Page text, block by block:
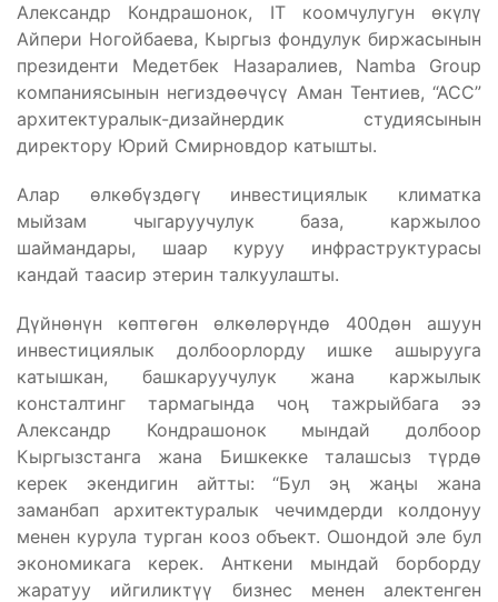
Александр Кондрашонок, IT коомчулугун өкүлү
Айпери Ногойбаева, Кыргыз фондулук биржасынын
президенти Медетбек Назаралиев, Namba Group
компаниясынын негиздөөчүсү Аман Тентиев, “АСС”
архитектуралык-дизайнердик студиясынын
директору Юрий Смирновдор катышты.
Алар өлкөбүздөгү инвестициялык климатка
мыйзам чыгаруучулук база, каржылоо
шаймандары, шаар куруу инфраструктурасы
кандай таасир этерин талкуулашты.
Дүйнөнүн көптөгөн өлкөлөрүндө 400дөн ашуун
инвестициялык долбоорлорду ишке ашырууга
катышкан, башкаруучулук жана каржылык
консталтинг тармагында чоң тажрыйбага ээ
Александр Кондрашонок мындай долбоор
Кыргызстанга жана Бишкекке талашсыз түрдө
керек экендигин айтты: “Бул эң жаңы жана
заманбап архитектуралык чечимдерди колдонуу
менен курула турган кооз объект. Ошондой эле бул
экономикага керек. Анткени мындай борборду
жаратуу ийгиликтүү бизнес менен алектенген